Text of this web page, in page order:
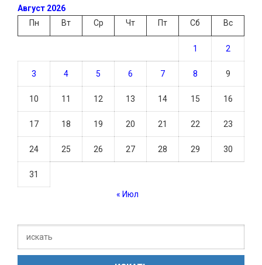
Август 2026
Пн
Вт Ср Чт Пт Сб Вс
1 2
3 4 5 6 7 8 9
10 11 12 13 14 15 16
17 18 19 20 21 22 23
24 25 26 27 28 29 30
31
« Июл